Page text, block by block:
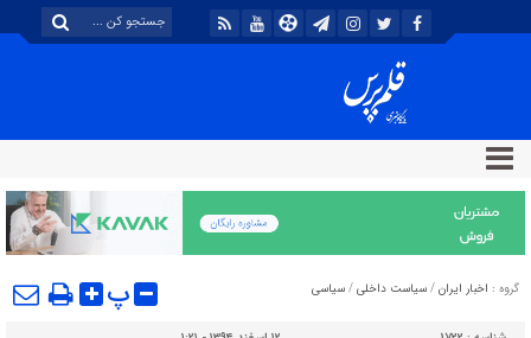
گروه : اخبار ایران / سیاست داخلی / سیاسی پ